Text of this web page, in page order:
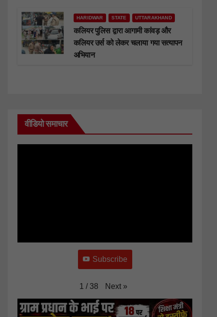
HARIDWAR STATE UTTARAKHAND
कलियर पुलिस द्वारा आगामी कांवड़ और
कलियर उर्स को लेकर चलाया गया सत्यापन
अभियान
वीडियो समाचार
Subscribe
1 / 38 Next »